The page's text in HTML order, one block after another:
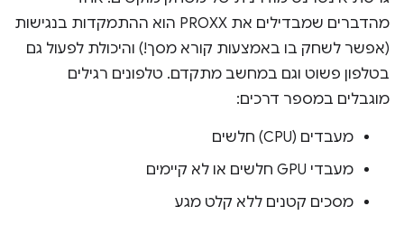
מהדברים שמבדילים את PROXX הוא ההתמקדות בנגישות
(אפשר לשחק בו באמצעות קורא מסך!) והיכולת לפעול גם
בטלפון פשוט וגם במחשב מתקדם. טלפונים רגילים
מוגבלים במספר דרכים:
מעבדים (CPU) חלשים
מעבדי GPU חלשים או לא קיימים
מסכים קטנים ללא קלט מגע